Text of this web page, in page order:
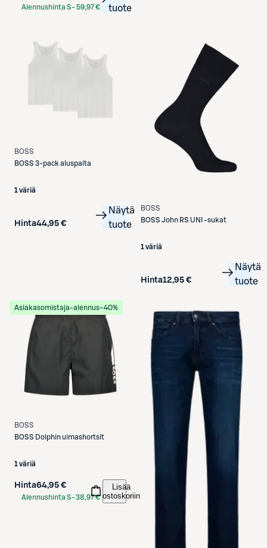
Alennushinta S-59,97 €
tuote
BOSS
BOSS 3-pack aluspaita
1 väriä
Hinta44,95 €
Näytä
tuote
BOSS
BOSS John RS UNI -sukat
1 väriä
Hinta12,95 €
Näytä
tuote
Asiakasomistaja-alennus−40%
BOSS
BOSS Dolphin uimashortsit
1 väriä
Hinta64,95 €
Alennushinta S-38,97 €
Lisää
ostoskoriin